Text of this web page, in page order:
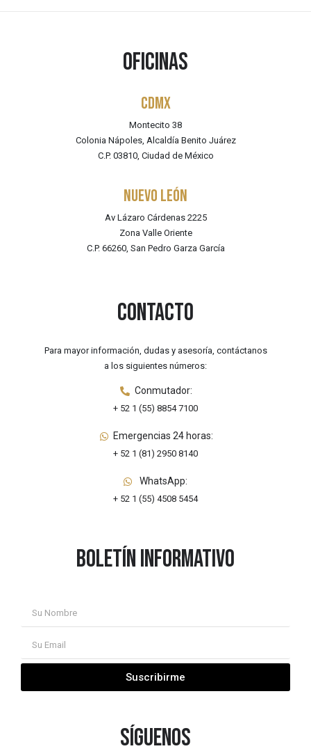
Oficinas
CDMX
Montecito 38
Colonia Nápoles, Alcaldía Benito Juárez
C.P. 03810, Ciudad de México
NUEVO LEÓN
Av Lázaro Cárdenas 2225
Zona Valle Oriente
C.P. 66260, San Pedro Garza García
Contacto
Para mayor información, dudas y asesoría, contáctanos
a los siguientes números:
Conmutador:
+ 52 1 (55) 8854 7100
Emergencias 24 horas:
+ 52 1 (81) 2950 8140
WhatsApp:
+ 52 1 (55) 4508 5454
Boletín informativo
Suscribirme
síguenos